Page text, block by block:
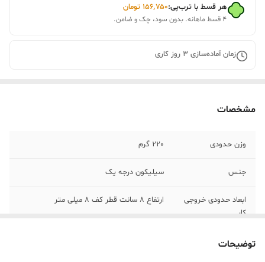
هر قسط با ترب‌پی:۱۵۶٬۷۵۰ تومان
۴ قسط ماهانه. بدون سود، چک و ضامن.
زمان آماده‌سازی 3 روز کاری
مشخصات
وزن حدودی 220 گرم
جنس سیلیکون درجه یک
ابعاد حدودی خروجی
کار
ارتفاع 8 سانت قطر کف 8 میلی متر
توضیحات